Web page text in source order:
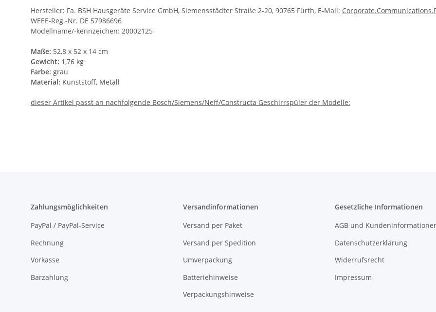
Hersteller: Fa. BSH Hausgeräte Service GmbH, Siemensstädter Straße 2-20, 90765 Fürth, E-Mail:
WEEE-Reg.-Nr. DE 57986696
Modellname/-kennzeichen: 20002125
Maße: 52,8 x 52 x 14 cm
Gewicht: 1,76 kg
Farbe: grau
Material: Kunststoff, Metall
dieser Artikel passt an nachfolgende Bosch/Siemens/Neff/Constructa Geschirrspüler der Modelle:
Zahlungsmöglichkeiten
PayPal / PayPal-Service
Rechnung
Vorkasse
Barzahlung
Versandinformationen
Versand per Paket
Versand per Spedition
Umverpackung
Batteriehinweise
Verpackungshinweise
Gesetzliche Informationen
AGB und
Datenschutzerklärung
Widerrufsrecht
Impressum